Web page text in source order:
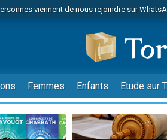
viennent de nous rejoindre sur
3 personnes viennent de faire un don pour
2 personnes viennent de faire un don pour
viennent de nous rejoindre sur
viennent de demander une
3 personnes viennent de faire un don pour
Il reste 49 places pour étudier en groupe sur
Femmes Enfants Etude sur